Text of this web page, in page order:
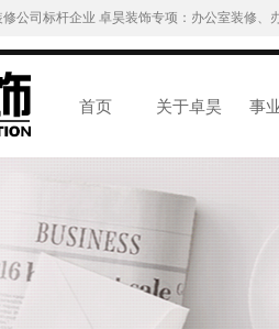
公司标杆企业 卓昊装饰专项：办公室装修
首页 关于卓昊 事